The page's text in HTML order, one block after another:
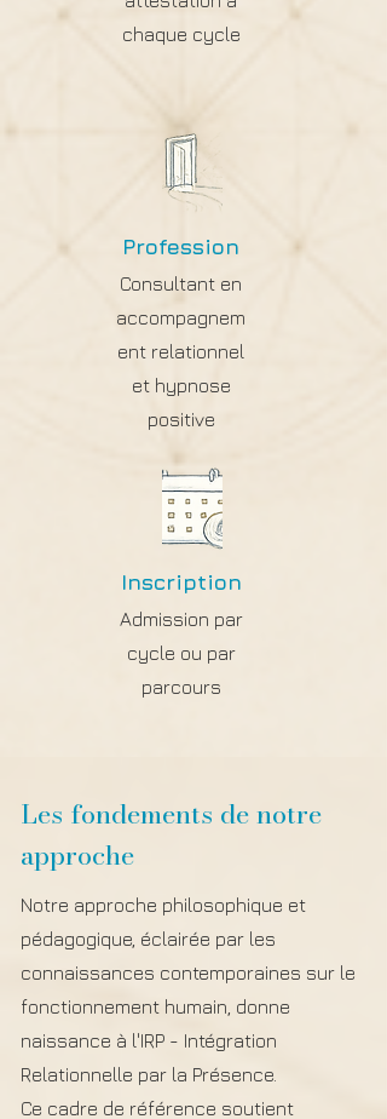
chaque cycle
Profession
Consultant en
accompagnem
ent relationnel
et hypnose
positive
Inscription
Admission par
cycle ou par
parcours
Les fondements de notre
approche
Notre approche philosophique et
pédagogique, éclairée par les
connaissances contemporaines sur le
fonctionnement humain, donne
naissance à l'IRP - Intégration
Relationnelle par la Présence.
Ce cadre de référence soutient